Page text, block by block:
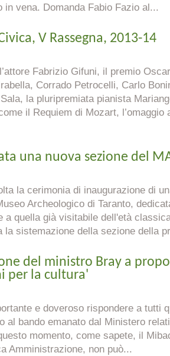
in vena. Domanda Fabio Fazio al...
V Rassegna, 2013-14
Fabrizio Gifuni, il premio
Corrado Petrocelli, Carlo
la pluripremiata pianista
il Requiem di Mozart, l’omaggio
una nuova sezione del
la cerimonia di inaugurazione di
Archeologico di Taranto,
a quella già visitabile dell'età
la sistemazione della sezione della
del ministro Bray a
per la cultura'
e doveroso rispondere a tutti
al bando emanato dal Ministero
momento, come sapete, il
Amministrazione, non può...